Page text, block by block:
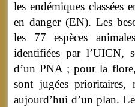
les endémiques classées
en danger (EN). Les
les 77 espèces
identifiées par l’UICN,
d’un PNA ; pour la
sont jugées prioritaires,
aujourd’hui d’un plan.